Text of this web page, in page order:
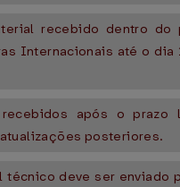
recebido dentro do
Internacionais até o dia
recebidos após o prazo
posteriores.
técnico deve ser enviado